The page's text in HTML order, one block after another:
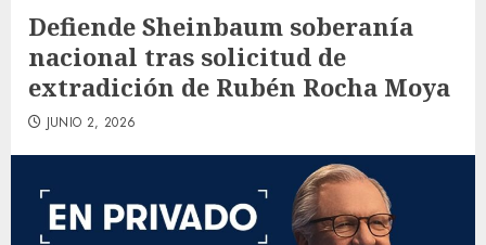
Defiende Sheinbaum soberanía
nacional tras solicitud de
extradición de Rubén Rocha Moya
JUNIO 2, 2026